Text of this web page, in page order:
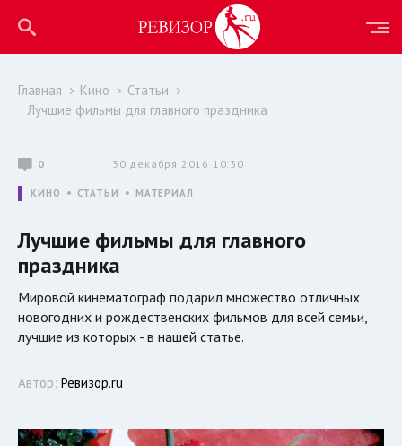
Главная Кино
Статьи
Лучшие фильмы для главного праздника
0 30 декабря 2016 10:30
КИНО СТАТЬИ МАТЕРИАЛ
Лучшие фильмы для главного
праздника
Мировой кинематограф подарил множество отличных
новогодних и рождественских фильмов для всей семьи,
лучшие из которых - в нашей статье.
Автор: Ревизор.ru